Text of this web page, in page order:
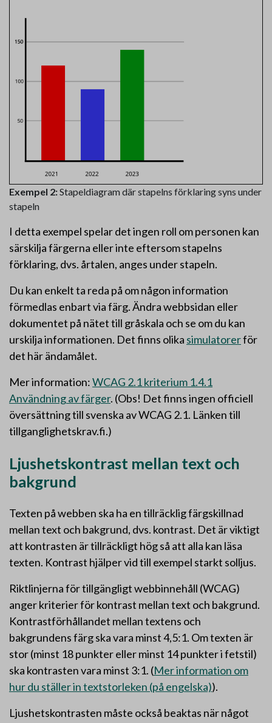
Exempel 2:Stapeldiagram där stapelns förklaring syns under
stapeln
I detta exempel spelar det ingen roll om personen kan
särskilja färgerna eller inte eftersom stapelns
förklaring, dvs. årtalen, anges under stapeln.
Du kan enkelt ta reda på om någon information
förmedlas enbart via färg. Ändra webbsidan eller
dokumentet på nätet till gråskala och se om du kan
urskilja informationen. Det finns olika simulatorerför
det här ändamålet.
Mer information:WCAG 2.1 kriterium 1.4.1
Användning av färger. (Obs! Det finns ingen officiell
översättning till svenska av WCAG 2.1. Länken till
tillganglighetskrav.fi.)
Ljushetskontrast mellan text och
bakgrund
Texten på webben ska ha en tillräcklig färgskillnad
mellan text och bakgrund, dvs. kontrast. Det är viktigt
att kontrasten är tillräckligt hög så att alla kan läsa
texten. Kontrast hjälper vid till exempel starkt solljus.
Riktlinjerna för tillgängligt webbinnehåll (WCAG)
anger kriterier för kontrast mellan text och bakgrund.
Kontrastförhållandet mellan textens och
bakgrundens färg ska vara minst 4,5:1. Om texten är
stor (minst 18 punkter eller minst 14 punkter i fetstil)
ska kontrasten vara minst 3:1. (Mer information om
hur du ställer in textstorleken (på engelska)).
Ljushetskontrasten måste också beaktas när något